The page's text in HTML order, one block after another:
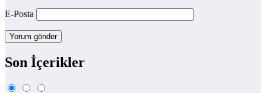
E-Posta
Son İçerikler